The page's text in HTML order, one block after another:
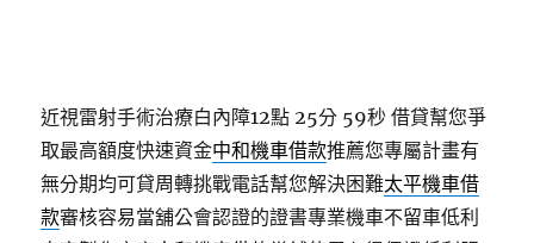
近視雷射手術治療白內障12點 25分 59秒 借貸幫您爭
取最高額度快速資金中和機車借款推薦您專屬計畫有
無分期均可貸周轉挑戰電話幫您解決困難太平機車借
款審核容易當舖公會認證的證書專業機車不留車低利